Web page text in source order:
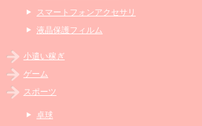
スマートフォンアクセサリ
液晶保護フィルム
小遣い稼ぎ
ゲーム
スポーツ
卓球